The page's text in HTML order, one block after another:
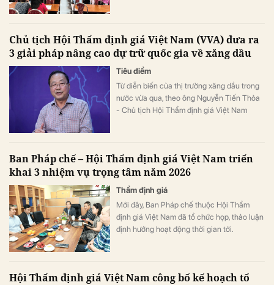
Chủ tịch Hội Thẩm định giá Việt Nam (VVA) đưa ra
3 giải pháp nâng cao dự trữ quốc gia về xăng dầu
Tiêu điểm
Từ diễn biến của thị trường xăng dầu trong
nước vừa qua, theo ông Nguyễn Tiến Thỏa
- Chủ tịch Hội Thẩm định giá Việt Nam
Ban Pháp chế – Hội Thẩm định giá Việt Nam triển
khai 3 nhiệm vụ trọng tâm năm 2026
Thẩm định giá
Mới đây, Ban Pháp chế thuộc Hội Thẩm
định giá Việt Nam đã tổ chức họp, thảo luận
định hướng hoạt động thời gian tới.
Hội Thẩm định giá Việt Nam công bố kế hoạch tổ